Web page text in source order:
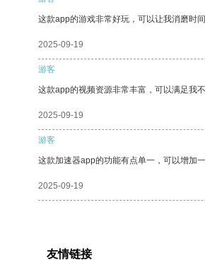
这款app的游戏非常好玩，可以让我消磨时间
2025-09-19
游客
这款app的视频资源非常丰富，可以满足我不
2025-09-19
游客
这款加速器app的功能有点单一，可以增加
2025-09-19
友情链接